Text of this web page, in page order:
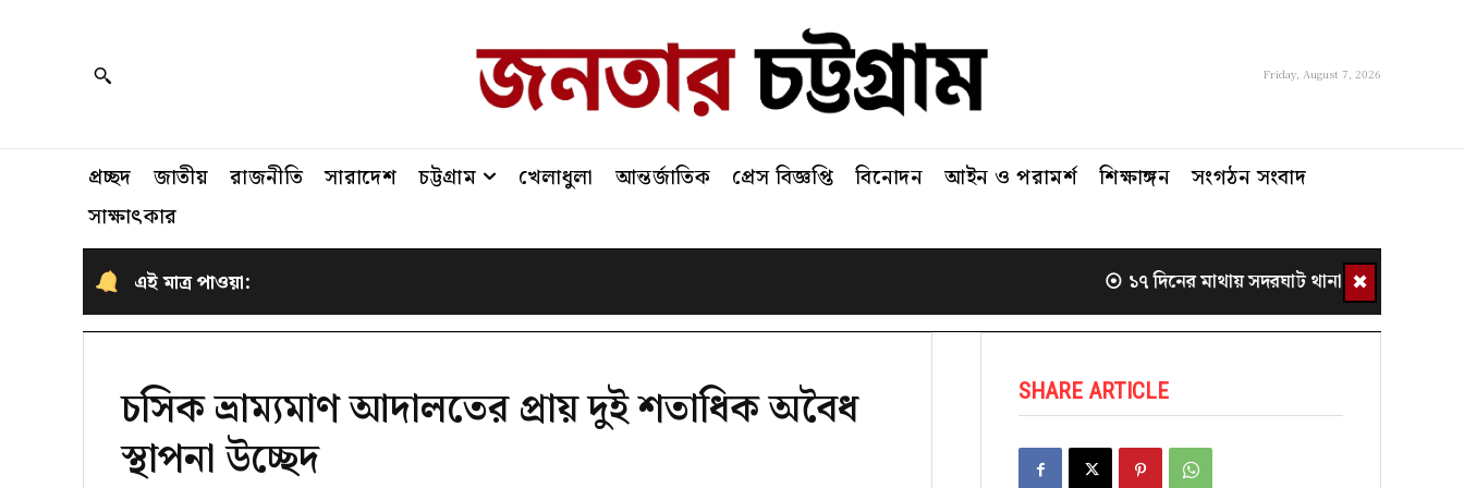
Friday, August 7, 2026
প্রচ্ছদ জাতীয় রাজনীতি সারাদেশ চট্টগ্রাম খেলাধুলা আন্তর্জাতিক প্রেস বিজ্ঞপ্তি বিনোদন আইন ও পরামর্শ শিক্ষাঙ্গন
সংগঠন সংবাদ
সাক্ষাৎকার
এই মাত্র পাওয়া: ১৭ দিনের মাথায় সদরঘাট থানা থেকে সরলেন
✖
চসিক ভ্রাম্যমাণ আদালতের প্রায় দুই শতাধিক অবৈধ
স্থাপনা উচ্ছেদ
SHARE ARTICLE